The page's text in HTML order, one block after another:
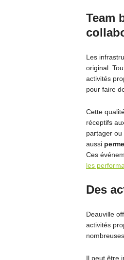
Team
Les
original.
activités
pour faire
Cette
réceptifs
partager ou
aussi
Ces
les
Des
Deauville
activités
Il peut être